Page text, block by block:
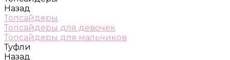
Назад
Топсайдеры
Топсайдеры для девочек
Топсайдеры для мальчиков
Туфли
Назад